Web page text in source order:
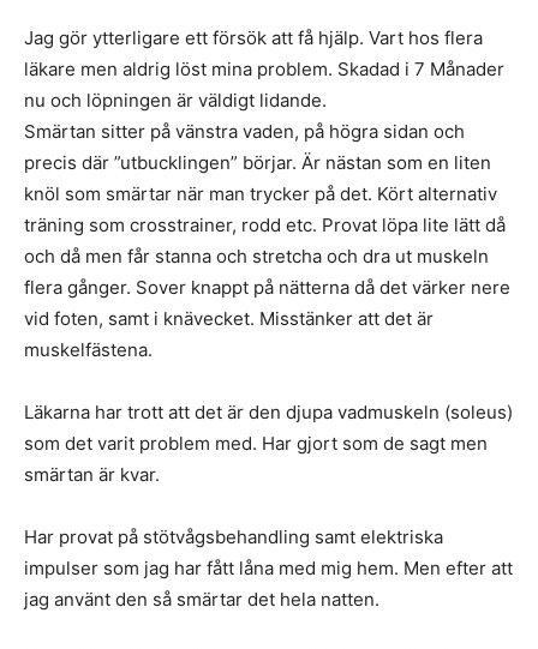
Jag gör ytterligare ett försök att få hjälp. Vart hos flera
läkare men aldrig löst mina problem. Skadad i 7 Månader
nu och löpningen är väldigt lidande.
Smärtan sitter på vänstra vaden, på högra sidan och
precis där ”utbucklingen” börjar. Är nästan som en liten
knöl som smärtar när man trycker på det. Kört alternativ
träning som crosstrainer, rodd etc. Provat löpa lite lätt då
och då men får stanna och stretcha och dra ut muskeln
flera gånger. Sover knappt på nätterna då det värker nere
vid foten, samt i knävecket. Misstänker att det är
muskelfästena.
Läkarna har trott att det är den djupa vadmuskeln (soleus)
som det varit problem med. Har gjort som de sagt men
smärtan är kvar.
Har provat på stötvågsbehandling samt elektriska
impulser som jag har fått låna med mig hem. Men efter att
jag använt den så smärtar det hela natten.